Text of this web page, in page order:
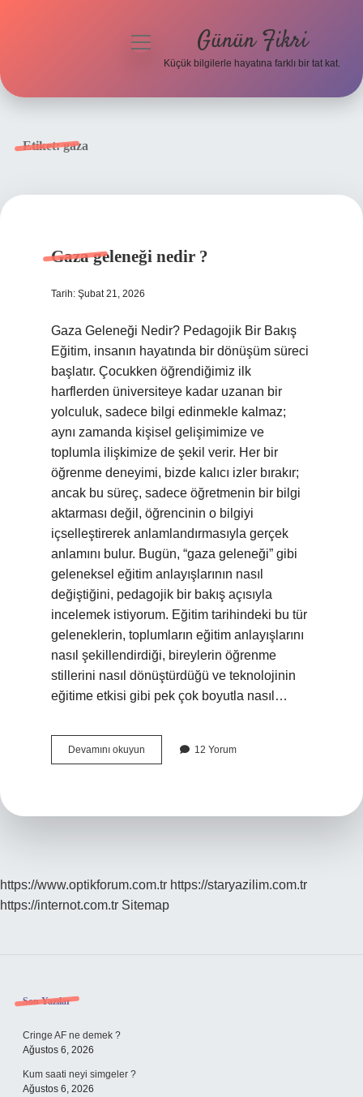
menüyü
Günün Fikri
Küçük bilgilerle hayatına farklı bir tat kat.
Etiket:gaza
Gaza geleneği nedir ?
Tarih: Şubat 21, 2026
Gaza Geleneği Nedir? Pedagojik Bir Bakış
Eğitim, insanın hayatında bir dönüşüm süreci
başlatır. Çocukken öğrendiğimiz ilk
harflerden üniversiteye kadar uzanan bir
yolculuk, sadece bilgi edinmekle kalmaz;
aynı zamanda kişisel gelişimimize ve
toplumla ilişkimize de şekil verir. Her bir
öğrenme deneyimi, bizde kalıcı izler bırakır;
ancak bu süreç, sadece öğretmenin bir bilgi
aktarması değil, öğrencinin o bilgiyi
içselleştirerek anlamlandırmasıyla gerçek
anlamını bulur. Bugün, “gaza geleneği” gibi
geleneksel eğitim anlayışlarının nasıl
değiştiğini, pedagojik bir bakış açısıyla
incelemek istiyorum. Eğitim tarihindeki bu tür
geleneklerin, toplumların eğitim anlayışlarını
nasıl şekillendirdiği, bireylerin öğrenme
stillerini nasıl dönüştürdüğü ve teknolojinin
eğitime etkisi gibi pek çok boyutla nasıl…
Devamını okuyun
geleneği
12 Yorum
https://www.optikforum.com.tr https://staryazilim.com.tr
https://internot.com.tr Sitemap
Sidebar
Son Yazılar
Cringe AF ne demek ?
Ağustos 6, 2026
Kum saati neyi simgeler ?
Ağustos 6, 2026